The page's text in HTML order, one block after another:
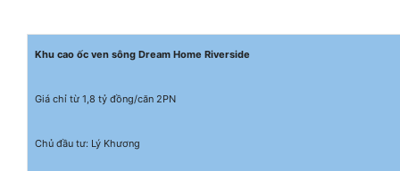
Khu cao ốc ven sông Dream Home Riverside
Giá chỉ từ 1,8 tỷ đồng/căn 2PN
Chủ đầu tư: Lý Khương